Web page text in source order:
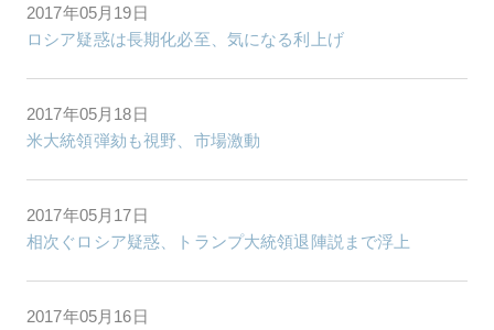
2017年05月19日
ロシア疑惑は長期化必至、気になる利上げ
2017年05月18日
米大統領弾劾も視野、市場激動
2017年05月17日
相次ぐロシア疑惑、トランプ大統領退陣説まで浮上
2017年05月16日